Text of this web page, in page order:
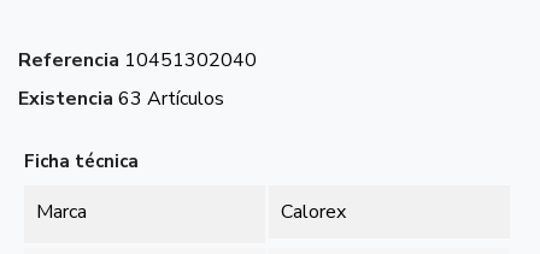
Referencia 10451302040
Existencia 63 Artículos
Ficha técnica
Marca Calorex